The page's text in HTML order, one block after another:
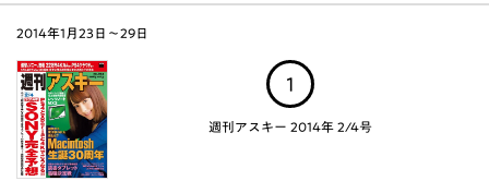
2014年1月23日～29日
1
週刊アスキー 2014年 2/4号